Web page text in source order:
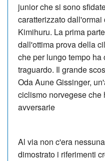
junior che si sono
caratterizzato
Kimihuru. La prima
dall'ottima prova della
che per lungo tempo ha
traguardo. Il grande
Oda Aune Gissinger,
ciclismo norvegese
avversarie
Al via non c'era
dimostrato i riferimenti